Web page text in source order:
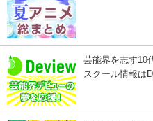
芸能界を志す10
スクール情報は